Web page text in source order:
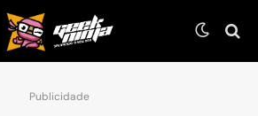
Publicidade